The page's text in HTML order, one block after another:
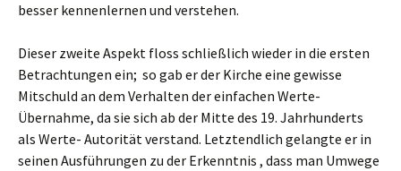
besser kennenlernen und verstehen.
Dieser zweite Aspekt floss schließlich wieder in die ersten
Betrachtungen ein; so gab er der Kirche eine gewisse
Mitschuld an dem Verhalten der einfachen Werte-
Übernahme, da sie sich ab der Mitte des 19. Jahrhunderts
als Werte- Autorität verstand. Letztendlich gelangte er in
seinen Ausführungen zu der Erkenntnis , dass man Umwege